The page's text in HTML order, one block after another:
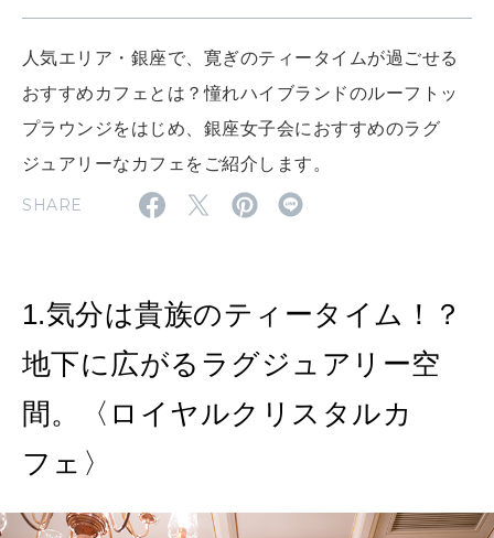
CULTURE
WORK&MONEY
2026年9月号「北海道 おいしく遊ぶ、夏のご褒美旅。」
2026年8月号『お茶の時間です。』
2026年7月号「鎌倉 ローカルが 教えてくれた 本当の歩き方。」
2026年6月号「大銀座 トレンドが生まれる 新しい一流店へ。」
2026年5月号「“大好き”に出会いに。韓国」
MAGAZINE MOOK
FOLLOW US!
人気エリア・銀座で、寛ぎのティータイムが過ごせる
おすすめカフェとは？憧れハイブランドのルーフトッ
プラウンジをはじめ、銀座女子会におすすめのラグ
ジュアリーなカフェをご紹介します。
SHARE
1.気分は貴族のティータイム！？
地下に広がるラグジュアリー空
間。〈ロイヤルクリスタルカ
フェ〉